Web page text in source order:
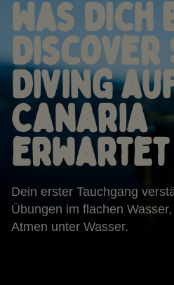
Was dich
Discover
Diving
Canaria
erwartet
Dein erster Tauchgang
Übungen im flachen
Atmen unter Wasser.